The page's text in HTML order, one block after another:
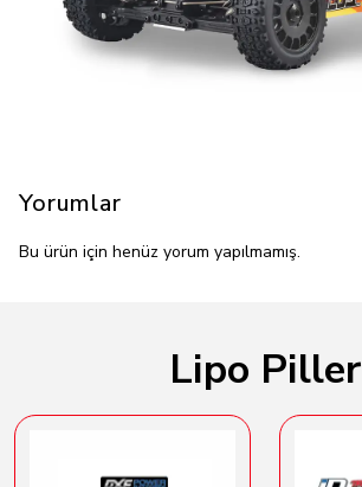
Yorumlar
Bu ürün için henüz yorum yapılmamış.
Lipo Piller